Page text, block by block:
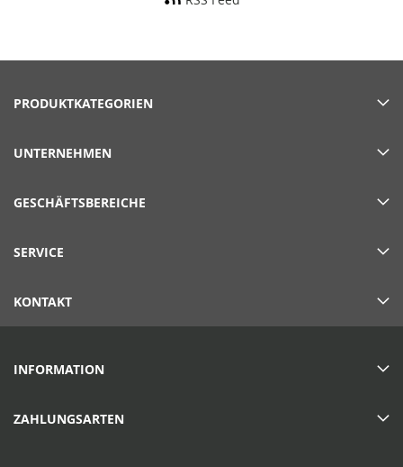
PRODUKTKATEGORIEN
UNTERNEHMEN
GESCHÄFTSBEREICHE
SERVICE
KONTAKT
INFORMATION
ZAHLUNGSARTEN